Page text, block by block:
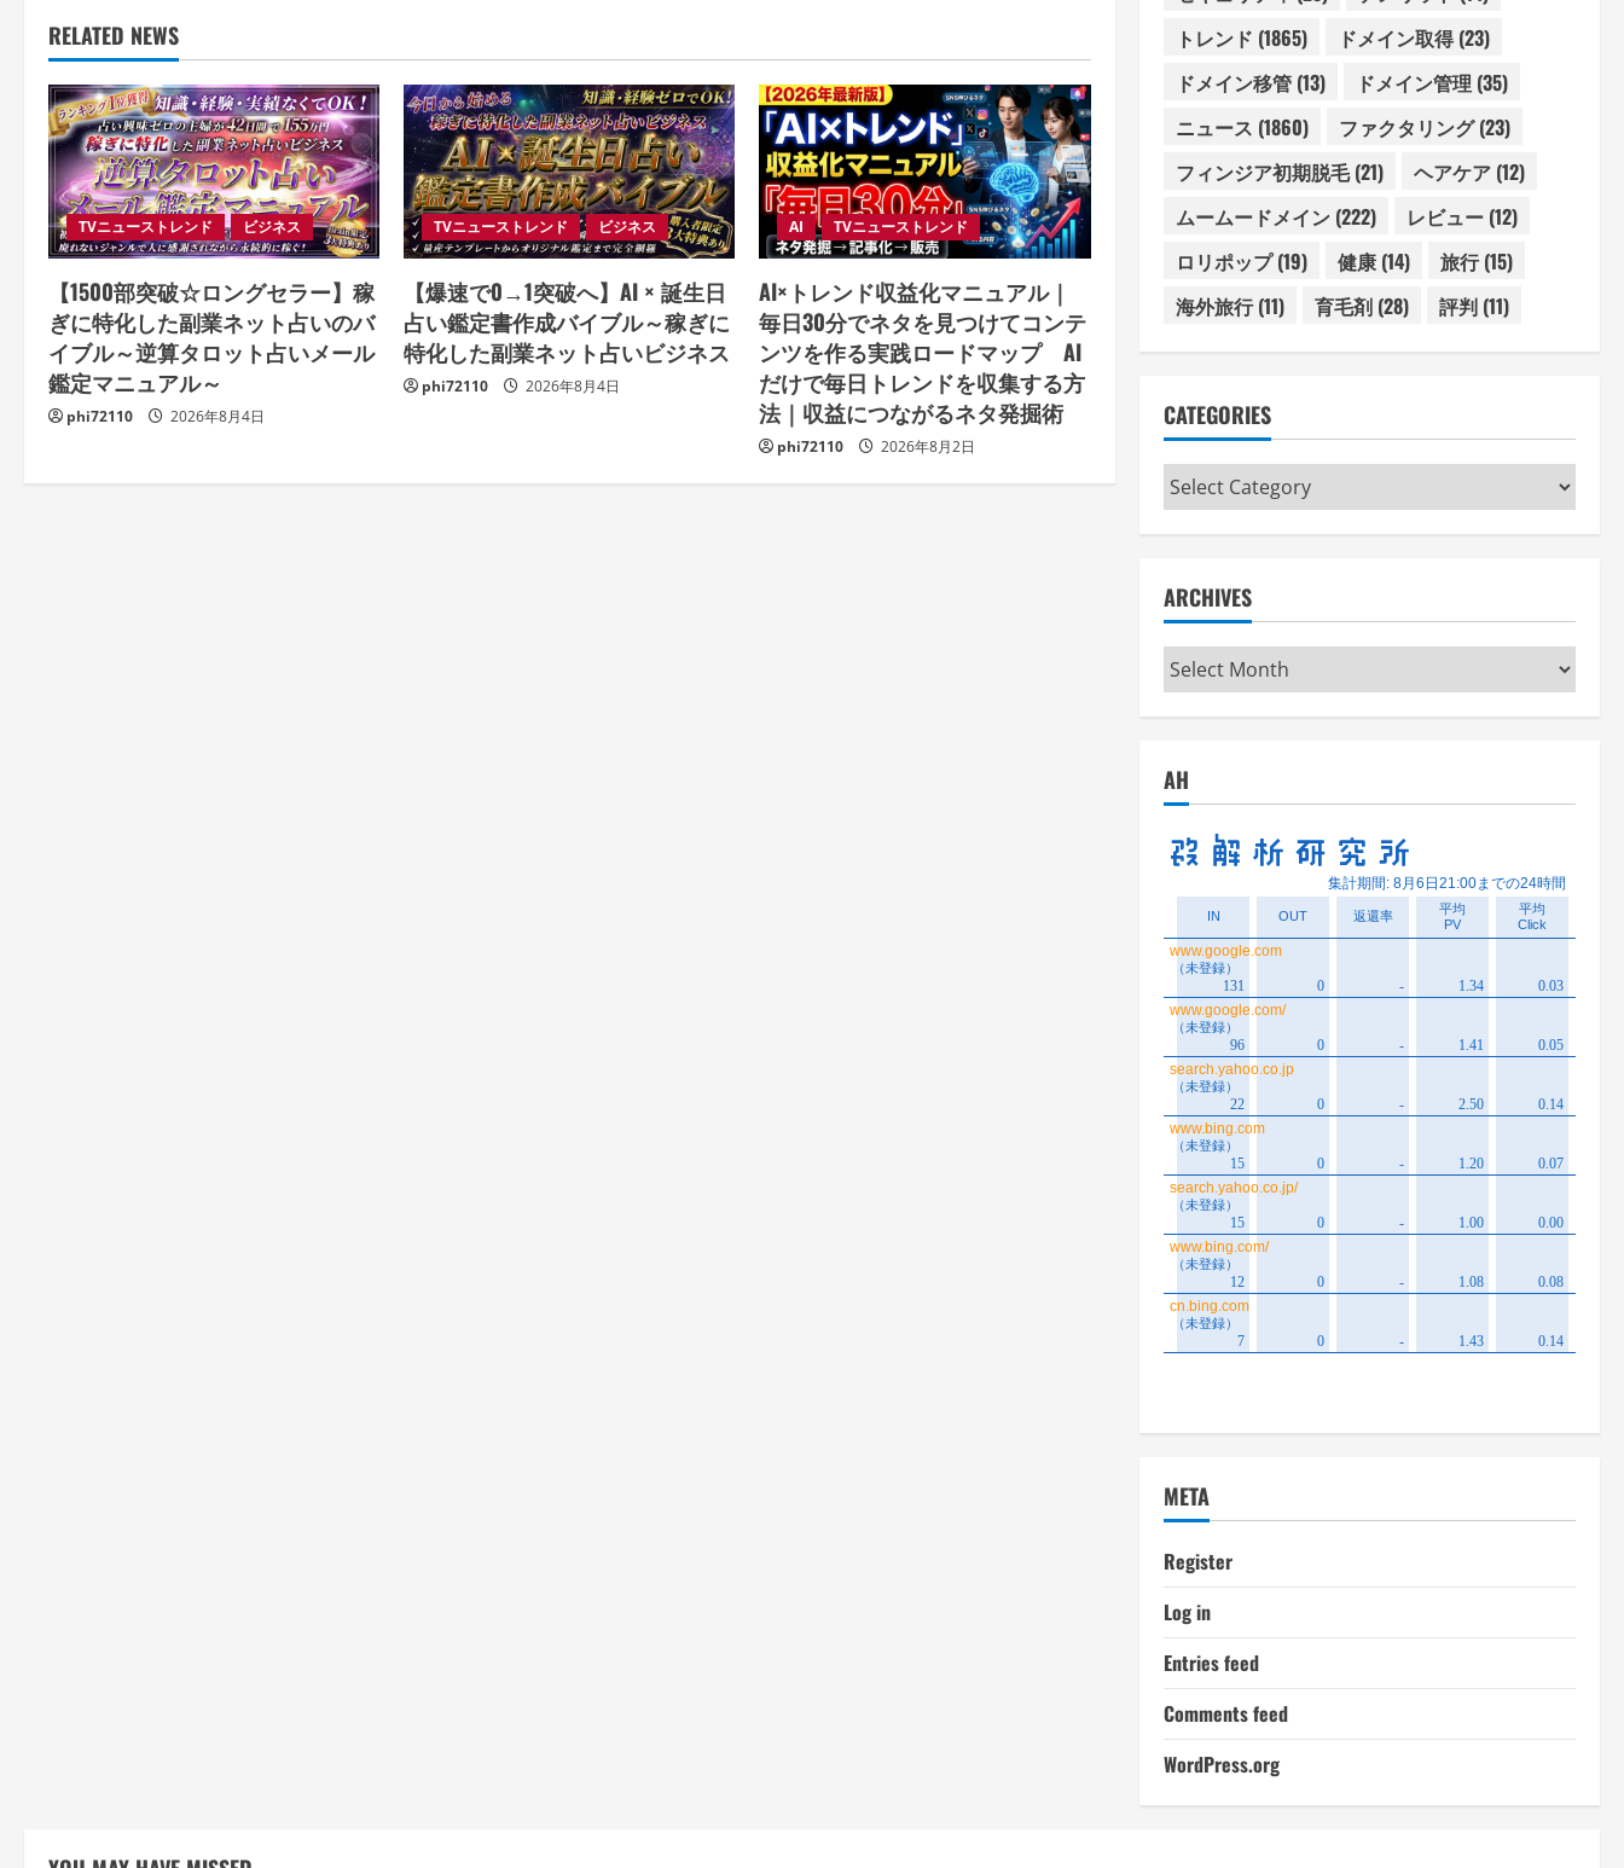
RELATED NEWS
TVニューストレンド ビジネス
【1500部突破☆ロングセラー】稼
ぎに特化した副業ネット占いのバ
イブル～逆算タロット占いメール
鑑定マニュアル～
phi72110 2026年8月4日
TVニューストレンド ビジネス
【爆速で0→1突破へ】AI × 誕生日
占い鑑定書作成バイブル～稼ぎに
特化した副業ネット占いビジネス
phi72110 2026年8月4日
AI TVニューストレンド
AI×トレンド収益化マニュアル｜
毎日30分でネタを見つけてコンテ
ンツを作る実践ロードマップ AI
だけで毎日トレンドを収集する方
法｜収益につながるネタ発掘術
phi72110 2026年8月2日
トレンド (1865) ドメイン取得(23)
ドメイン移管(13) ドメイン管理 (35)
ニュース (1860) ファクタリング(23)
フィンジア初期脱毛(21) ヘアケア(12)
ムームードメイン(222) レビュー(12)
ロリポップ(19) 健康(14) 旅行(15)
海外旅行(11) 育毛剤(28) 評判(11)
CATEGORIES
Categories
ARCHIVES
Archives
AH
META
Register
Log in
Entries feed
Comments feed
WordPress.org